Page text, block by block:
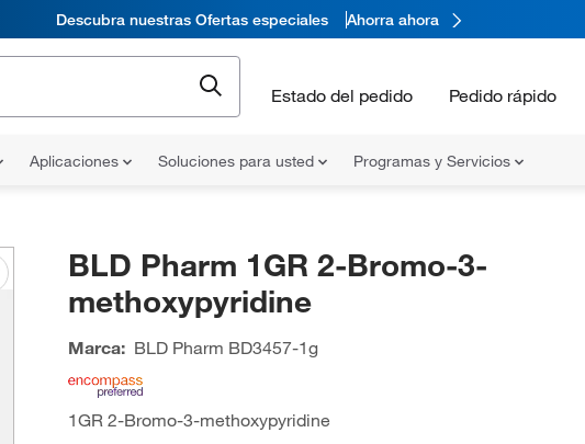
Descubra nuestras Ofertas especiales Ahorra ahora
Estado del pedido Pedido rápido
Aplicaciones Soluciones para usted Programas y Servicios
BLD Pharm 1GR 2-Bromo-3-
methoxypyridine
Marca: BLD Pharm BD3457-1g
1GR 2-Bromo-3-methoxypyridine